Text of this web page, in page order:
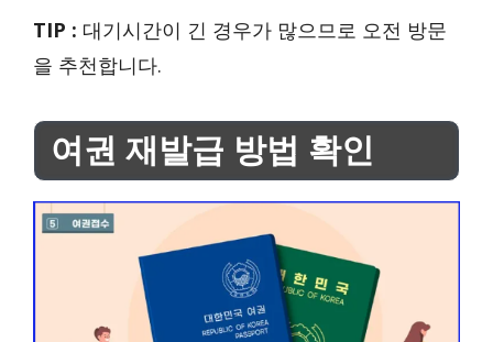
TIP : 대기시간이 긴 경우가 많으므로 오전 방문
을 추천합니다.
여권 재발급 방법 확인